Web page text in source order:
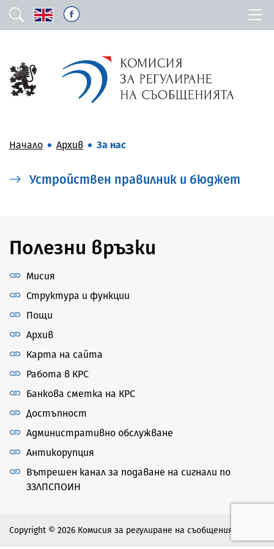
Начало Архив За нас
Устройствен правилник и бюджет
Полезни връзки
Мисия
Структура и функции
Пощи
Архив
Карта на сайта
Работа в КРС
Банкова сметка на КРС
Достъпност
Административно обслужване
Антикорупция
Вътрешен канал за подаване на сигнали по
ЗЗЛПСПОИН
Copyright © 2026 Комисия за регулиране на съобщенията